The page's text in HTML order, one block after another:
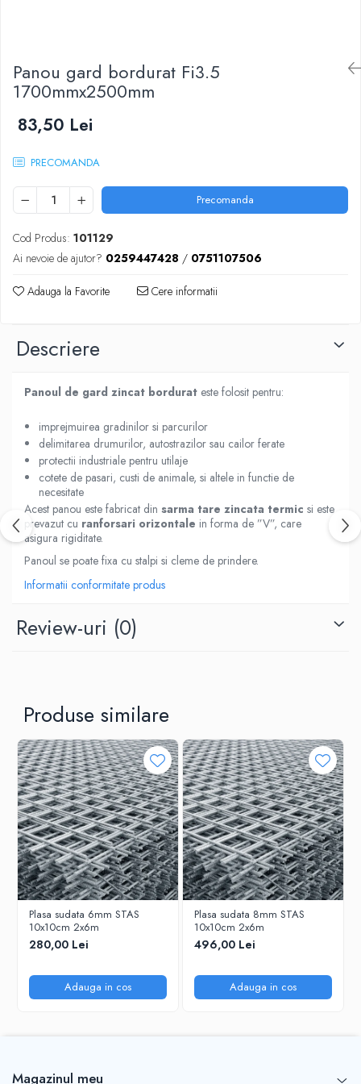
Plasă gard
Stâlpi și cleme
Sisteme cofraje
Șpacluri și mixere
Scule zugrăvit
Trafaleți
Pensule
Panou gard bordurat Fi3.5
1700mmx2500mm
83,50 Lei
PRECOMANDA
Precomanda
Cod Produs: 101129
Ai nevoie de ajutor? 0259447428 / 0751107506
Adauga la Favorite Cere informatii
Descriere
Panoul de gard zincat bordurat este folosit pentru:
imprejmuirea gradinilor si parcurilor
delimitarea drumurilor, autostrazilor sau cailor ferate
protectii industriale pentru utilaje
cotete de pasari, custi de animale, si altele in functie de
necesitate
Acest panou este fabricat din sarma tare zincata termic si este
prevazut cu ranforsari orizontale in forma de ”V”, care
asigura rigiditate.
Panoul se poate fixa cu stalpi si cleme de prindere.
Informatii conformitate produs
Review-uri (0)
Produse similare
Plasa sudata 6mm STAS
10x10cm 2x6m
280,00 Lei
Adauga in cos
Plasa sudata 8mm STAS
10x10cm 2x6m
496,00 Lei
Adauga in cos
Magazinul meu